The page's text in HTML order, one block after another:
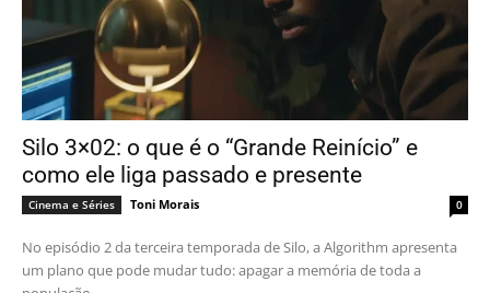
Silo 3×02: o que é o “Grande Reinício” e
como ele liga passado e presente
Cinema e Séries Toni Morais 0
No episódio 2 da terceira temporada de Silo, a Algorithm apresenta
um plano que pode mudar tudo: apagar a memória de toda a